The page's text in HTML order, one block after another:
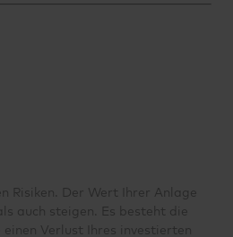
Risiken. Der Wert Ihrer Anlage
auch steigen. Es besteht die
einen Verlust Ihres investierten